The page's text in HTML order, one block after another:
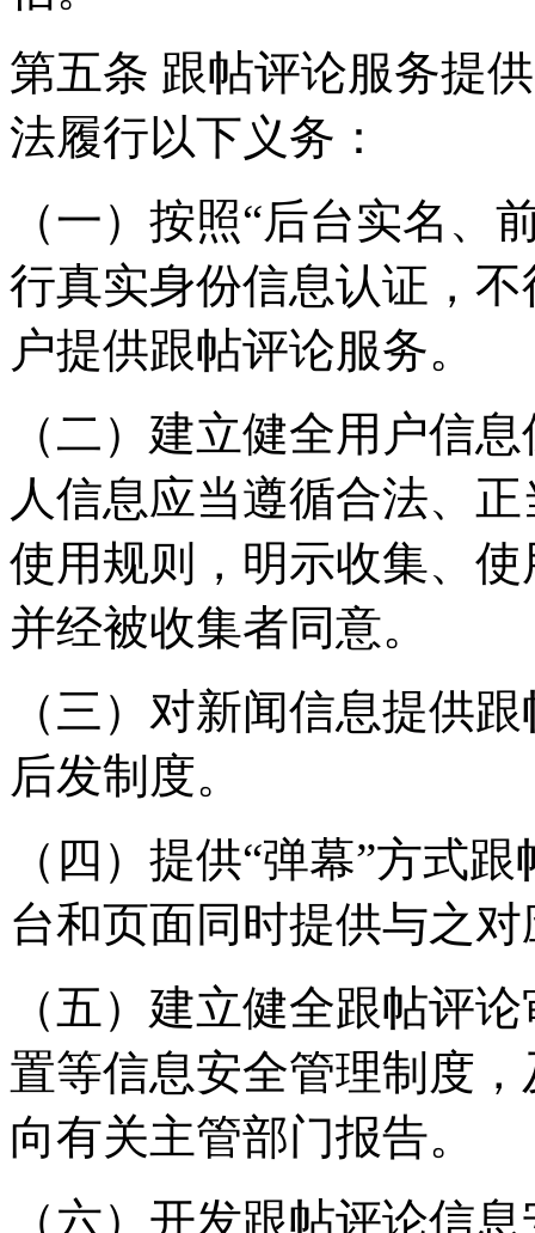
第五条 跟帖评论服务提
法履行以下义务：
（一）按照“后台实名、
行真实身份信息认证，
户提供跟帖评论服务。
（二）建立健全用户信
人信息应当遵循合法、
使用规则，明示收集、
并经被收集者同意。
（三）对新闻信息提供
后发制度。
（四）提供“弹幕”方式
台和页面同时提供与之
（五）建立健全跟帖评
置等信息安全管理制度
向有关主管部门报告。
（六）开发跟帖评论信